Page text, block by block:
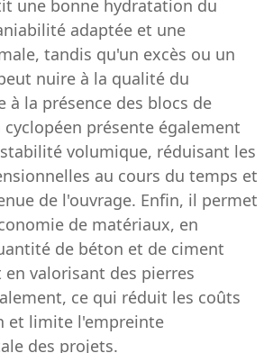
une bonne hydratation du
adaptée et une
tandis qu'un excès ou un
nuire à la qualité du
à la présence des blocs de
présente également
volumique, réduisant les
au cours du temps et
de l'ouvrage. Enfin, il permet
de matériaux, en
de béton et de ciment
valorisant des pierres
ce qui réduit les coûts
et limite l'empreinte
des projets.